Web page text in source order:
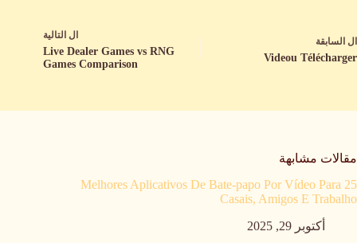
ال السابقة
Videou Télécharger
ال التالية
Live Dealer Games vs RNG
Games Comparison
مقالات مشابهة
25 Melhores Aplicativos De Bate-papo Por Vídeo Para
Casais, Amigos E Trabalho
أكتوبر 29, 2025